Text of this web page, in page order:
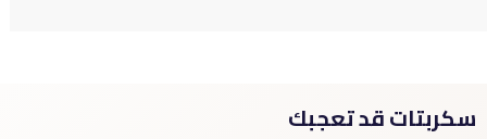
سكربتات قد تعجبك